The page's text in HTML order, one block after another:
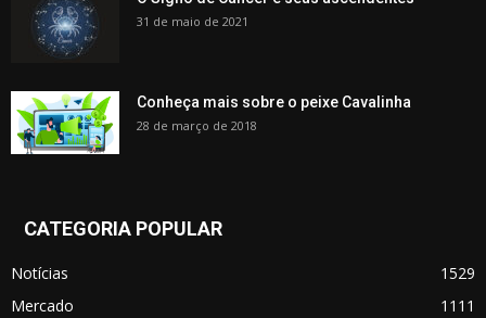
31 de maio de 2021
Conheça mais sobre o peixe Cavalinha
28 de março de 2018
CATEGORIA POPULAR
Notícias
1529
Mercado
1111